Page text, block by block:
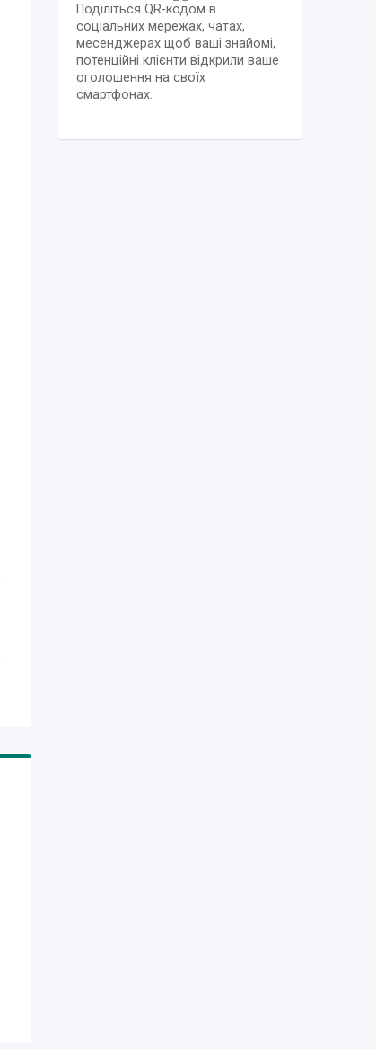
Поділіться QR-кодом в
соціальних мережах, чатах,
месенджерах щоб ваші знайомі,
потенційні клієнти відкрили ваше
оголошення на своїх
смартфонах.